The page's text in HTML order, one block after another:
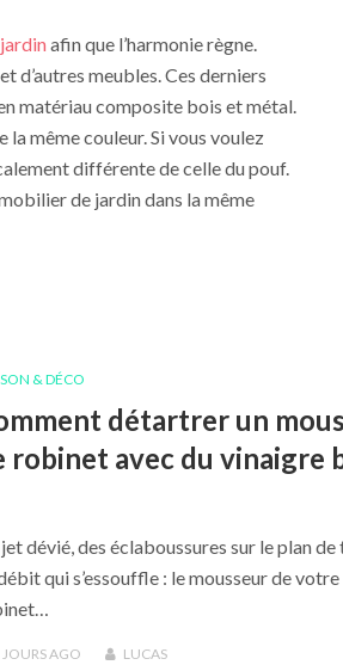
afin que l’harmonie règne.
d’autres meubles. Ces derniers
matériau composite bois et métal.
même couleur. Si vous voulez
différente de celle du pouf.
de jardin dans la même
& DÉCO
détartrer un
robinet avec du vinaigre
dévié, des éclaboussures sur le plan de
qui s’essouffle : le mousseur de votre
JOURSAGO LUCAS